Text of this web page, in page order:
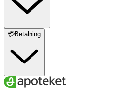
💳Betalning